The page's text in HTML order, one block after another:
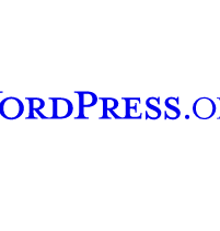
Tumblr account